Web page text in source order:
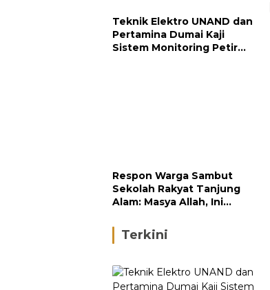
Teknik Elektro UNAND dan
Pertamina Dumai Kaji
Sistem Monitoring Petir
Respon Warga Sambut
Sekolah Rakyat Tanjung
Alam: Masya Allah, Ini
Terkini